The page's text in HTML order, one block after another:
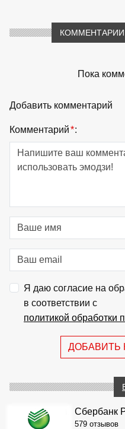
КОММЕНТАРИИ
Пока
Добавить комментарий
Комментарий*:
Я даю согласие на
в соответствии с
политикой обработки
ДОБАВИТЬ
Сбербанк
579 отзывов